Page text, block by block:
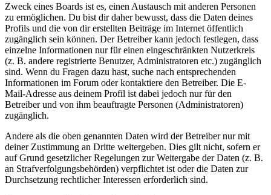
Zweck eines Boards ist es, einen Austausch mit anderen Personen
zu ermöglichen. Du bist dir daher bewusst, dass die Daten deines
Profils und die von dir erstellten Beiträge im Internet öffentlich
zugänglich sein können. Der Betreiber kann jedoch festlegen, dass
einzelne Informationen nur für einen eingeschränkten Nutzerkreis
(z. B. andere registrierte Benutzer, Administratoren etc.) zugänglich
sind. Wenn du Fragen dazu hast, suche nach entsprechenden
Informationen im Forum oder kontaktiere den Betreiber. Die E-
Mail-Adresse aus deinem Profil ist dabei jedoch nur für den
Betreiber und von ihm beauftragte Personen (Administratoren)
zugänglich.
Andere als die oben genannten Daten wird der Betreiber nur mit
deiner Zustimmung an Dritte weitergeben. Dies gilt nicht, sofern er
auf Grund gesetzlicher Regelungen zur Weitergabe der Daten (z. B.
an Strafverfolgungsbehörden) verpflichtet ist oder die Daten zur
Durchsetzung rechtlicher Interessen erforderlich sind.